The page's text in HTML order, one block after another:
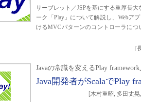
サーブレット／JSPを基にする重厚長大
ーク「Play」について解説し、Webア
けるMVCパターンのコントローラに
[
Javaの常識を変えるPlay framework
Java開発者がScalaでPlay
[木村重昭, 多田丈晃,